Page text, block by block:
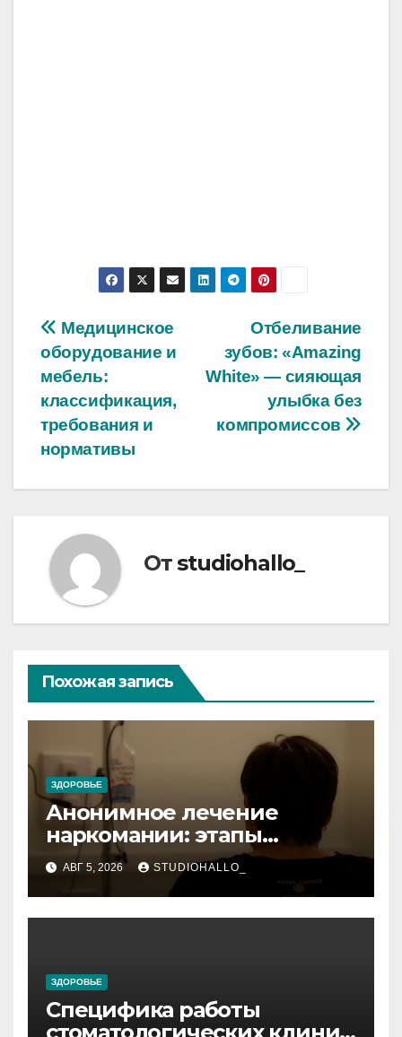
Навигация
по
записям
Отбеливание
зубов: «Amazing
White» — сияющая
улыбка без
компромиссов
Медицинское
оборудование и
мебель:
классификация,
требования и
нормативы
Отstudiohallo_
Похожая запись
ЗДОРОВЬЕ
Анонимное лечение
наркомании: этапы
детоксикации,
реабилитации и УБОД
АВГ 5, 2026 STUDIOHALLO_
ЗДОРОВЬЕ
Специфика работы